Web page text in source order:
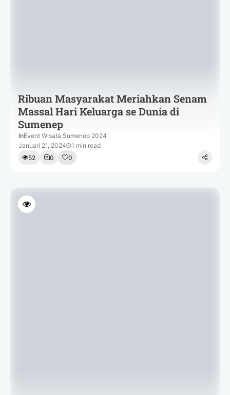
Ribuan Masyarakat Meriahkan Senam
Massal Hari Keluarga se Dunia di
Sumenep
InEvent Wisata Sumenep 2024
Januari 21, 2024
1 min read
52
0 0